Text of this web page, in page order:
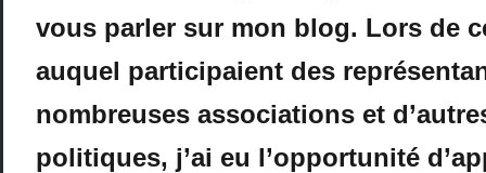
vous parler sur mon blog. Lors de
auquel participaient des
nombreuses associations et
politiques, j’ai eu l’opportunité